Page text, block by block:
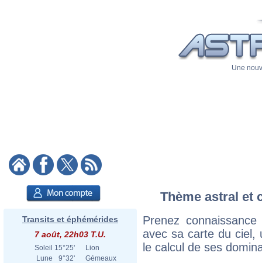
Une
Transits et éphémérides
7 août, 22h03 T.U.
Soleil 15°25'
Lion
Lune
9°32'
Gémeaux
Thème astral et
Prenez
avec sa carte du ciel,
le calcul de ses